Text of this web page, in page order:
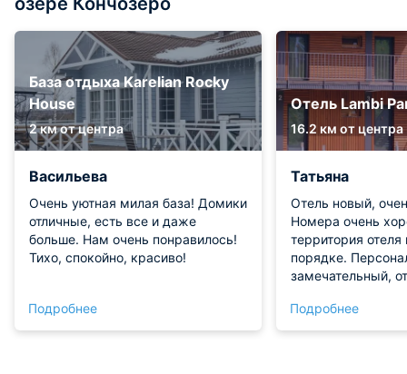
База отдыха Karelian Rocky
House
2 км от центра
Васильева
Очень уютная милая база! Домики
отличные, есть все и даже
больше. Нам очень понравилось!
Тихо, спокойно, красиво!
Подробнее
Отель Lambi
16.2 км от центра
Татьяна
Отель новый,
Номера очень
территория
порядке.
замечательный,
дружелюбные,
приветствуют. Главное в этом
Подробнее